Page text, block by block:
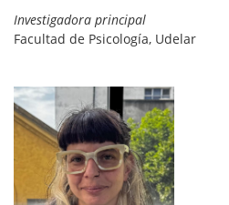
Investigadora principal
Facultad de Psicología, Udelar